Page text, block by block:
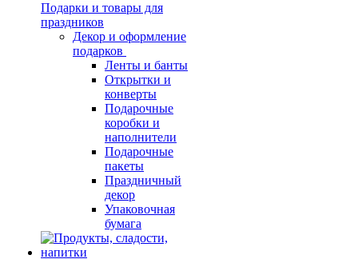
Подарки и товары для
праздников
Декор и оформление
подарков
Ленты и банты
Открытки и
конверты
Подарочные
коробки и
наполнители
Подарочные
пакеты
Праздничный
декор
Упаковочная
бумага